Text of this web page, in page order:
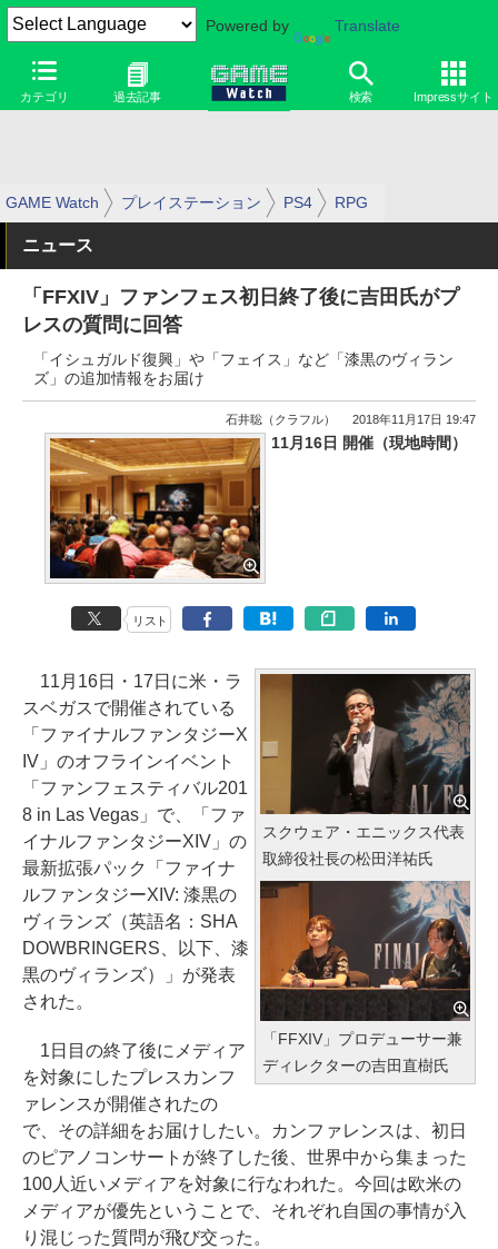
Powered by Translate
カテゴリ 過去記事 検索 Impressサイト
GAME Watch プレイステーション PS4 RPG
ニュース
「FFXIV」ファンフェス初日終了後に吉田氏がプ
レスの質問に回答
「イシュガルド復興」や「フェイス」など「漆黒のヴィラン
ズ」の追加情報をお届け
石井聡（クラフル） 2018年11月17日 19:47
11月16日 開催（現地時間）
リスト
スクウェア・エニックス代表
取締役社長の松田洋祐氏
「FFXIV」プロデューサー兼
ディレクターの吉田直樹氏
11月16日・17日に米・ラ
スベガスで開催されている
「ファイナルファンタジーX
IV」のオフラインイベント
「ファンフェスティバル201
8 in Las Vegas」で、「ファ
イナルファンタジーXIV」の
最新拡張パック「ファイナ
ルファンタジーXIV: 漆黒の
ヴィランズ（英語名：SHA
DOWBRINGERS、以下、漆
黒のヴィランズ）」が発表
された。
1日目の終了後にメディア
を対象にしたプレスカンフ
ァレンスが開催されたの
で、その詳細をお届けしたい。カンファレンスは、初日
のピアノコンサートが終了した後、世界中から集まった
100人近いメディアを対象に行なわれた。今回は欧米の
メディアが優先ということで、それぞれ自国の事情が入
り混じった質問が飛び交った。